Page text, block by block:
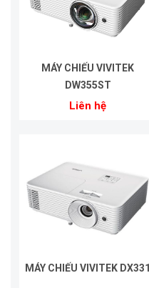
MÁY CHIẾU VIVITEK
DW355ST
Liên hệ
MÁY CHIẾU VIVITEK DX331